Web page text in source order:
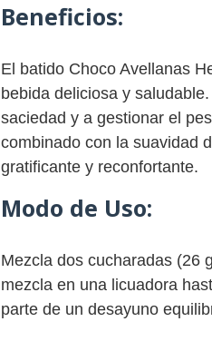
Beneficios:
El batido Choco Avellanas
bebida deliciosa y
saciedad y a gestionar el
combinado con la suavidad
gratificante y reconfortante.
Modo de Uso:
Mezcla dos cucharadas (26
mezcla en una licuadora
parte de un desayuno